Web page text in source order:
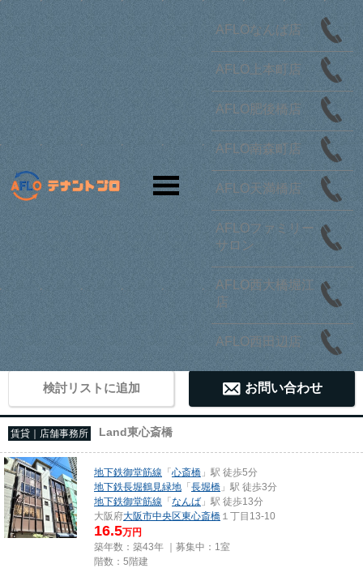
AFLOなんば店
AFLO上本町店
AFLO肥後橋店
AFLO南森町店
AFLO天満橋店
AFLOファミリー
サロン
AFLO西大橋堀江
店
AFLO西田辺店
テナント オフィス オーナー様 開業・移転 お問合せ
南海電気鉄道南海高野線の駅選択画面
募集中のみ表示
該当物件
棟
空き数 8件
駅で絞り込む
さらに条件を絞り込む
物件リクエスト
チェックした物件をまとめて
検討リストに追加 お問い合わせ
賃貸｜店舗事務所 Land東心斎橋
地下鉄御堂筋線 「心斎橋 」駅 徒歩5分
地下鉄長堀鶴見緑地 「長堀橋 」駅 徒歩3分
地下鉄御堂筋線 「なんば 」駅 徒歩13分
大阪府大阪市中央区東心斎橋 １丁目13-10
16.5万円
築年数：築43年 ｜募集中： 1室
階数：5階建
さらに条件を絞り込む